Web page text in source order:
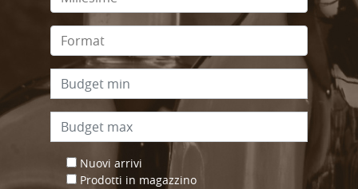
Nuovi arrivi
Prodotti in magazzino